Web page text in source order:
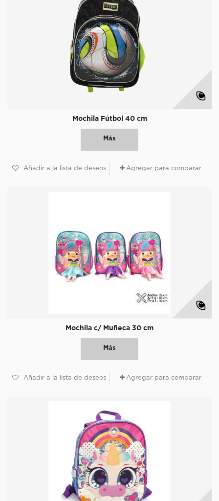
Mochila Fútbol 40 cm
Más
Añadir a la lista de deseos Agregar para comparar
Mochila c/ Muñeca 30 cm
Más
Añadir a la lista de deseos Agregar para comparar